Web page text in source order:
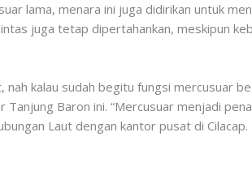
lama, menara ini juga didirikan untuk
juga tetap dipertahankan, meskipun
kalau sudah begitu fungsi mercusuar
Baron ini. “Mercusuar menjadi
Laut dengan kantor pusat di